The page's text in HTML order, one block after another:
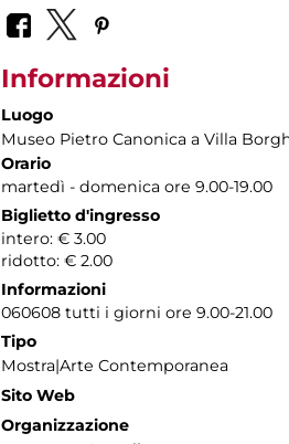
Informazioni
Luogo
Museo Pietro Canonica a Villa
Orario
martedì - domenica ore 9.00-19.00
Biglietto d'ingresso
intero: € 3.00
ridotto: € 2.00
Informazioni
060608 tutti i giorni ore 9.00-21.00
Tipo
Mostra|Arte Contemporanea
Sito Web
Organizzazione